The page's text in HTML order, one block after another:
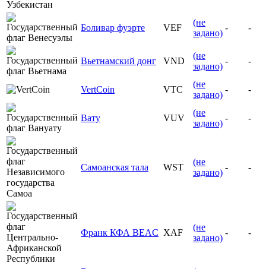
Боливар фуэрте VEF
(не
задано)
- -
Вьетнамский донг VND
(не
задано)
- -
VertCoin VTC
(не
задано)
- -
Вату VUV
(не
задано)
- -
Самоанская тала WST
(не
задано)
- -
Франк КФА BEAC XAF
(не
задано)
- -